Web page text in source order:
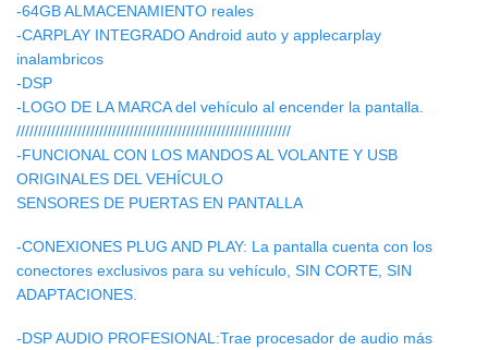
-64GB ALMACENAMIENTO reales
-CARPLAY INTEGRADO Android auto y applecarplay
inalambricos
-DSP
-LOGO DE LA MARCA del vehículo al encender la pantalla.
///////////////////////////////////////////////////////////////
-FUNCIONAL CON LOS MANDOS AL VOLANTE Y USB
ORIGINALES DEL VEHÍCULO
SENSORES DE PUERTAS EN PANTALLA
-CONEXIONES PLUG AND PLAY: La pantalla cuenta con los
conectores exclusivos para su vehículo, SIN CORTE, SIN
ADAPTACIONES.
-DSP AUDIO PROFESIONAL:Trae procesador de audio más